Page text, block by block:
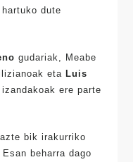
dute
gudariak, Meabe
eta Luis
ere parte
bik irakurriko
beharra dago